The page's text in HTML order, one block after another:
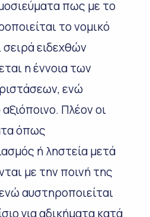
πως με το
το νομικό
σειρά ειδεχθών
η έννοια των
ενώ
Πλέον οι
όπως
ή ληστεία μετά
με την ποινή της
αυστηροποιείται
για αδικήματα κατά